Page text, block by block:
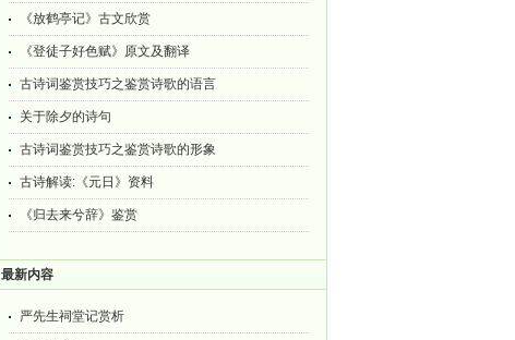
《放鹤亭记》古文欣赏
《登徒子好色赋》原文及翻译
古诗词鉴赏技巧之鉴赏诗歌的语言
关于除夕的诗句
古诗词鉴赏技巧之鉴赏诗歌的形象
古诗解读:《元日》资料
《归去来兮辞》鉴赏
最新内容
严先生祠堂记赏析